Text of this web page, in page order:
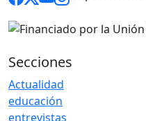
Secciones
Actualidad
educación
entrevistas